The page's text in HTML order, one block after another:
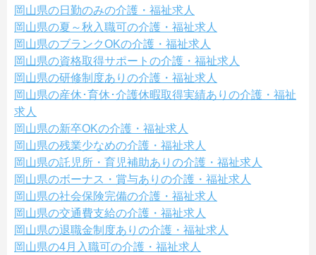
岡山県の日勤のみの介護・福祉求人
岡山県の夏～秋入職可の介護・福祉求人
岡山県のブランクOKの介護・福祉求人
岡山県の資格取得サポートの介護・福祉求人
岡山県の研修制度ありの介護・福祉求人
岡山県の産休･育休･介護休暇取得実績ありの介護・福祉
求人
岡山県の新卒OKの介護・福祉求人
岡山県の残業少なめの介護・福祉求人
岡山県の託児所・育児補助ありの介護・福祉求人
岡山県のボーナス・賞与ありの介護・福祉求人
岡山県の社会保険完備の介護・福祉求人
岡山県の交通費支給の介護・福祉求人
岡山県の退職金制度ありの介護・福祉求人
岡山県の4月入職可の介護・福祉求人